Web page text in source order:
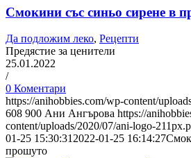
Смокини със синьо сирене в
Да подложим леко, Рецепти
Предястие за ценители
25.01.2022
/
0 Коментари
https://anihobbies.com/wp-content/
608 900 Ани Ангърова https://
content/uploads/2020/07/ani-logo-
01-25 15:30:31 2022-01-25 16:14:27
прошуто